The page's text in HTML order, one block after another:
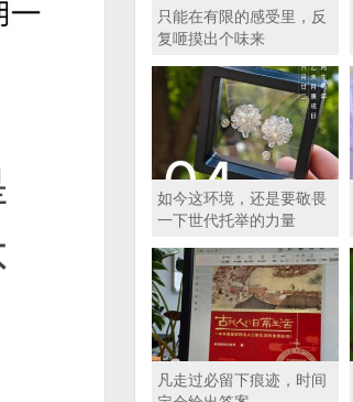
只能在有限的感受里，反
复咂摸出个味来
如今这环境，还是要敬畏
一下世代托举的力量
凡走过必留下痕迹，时间